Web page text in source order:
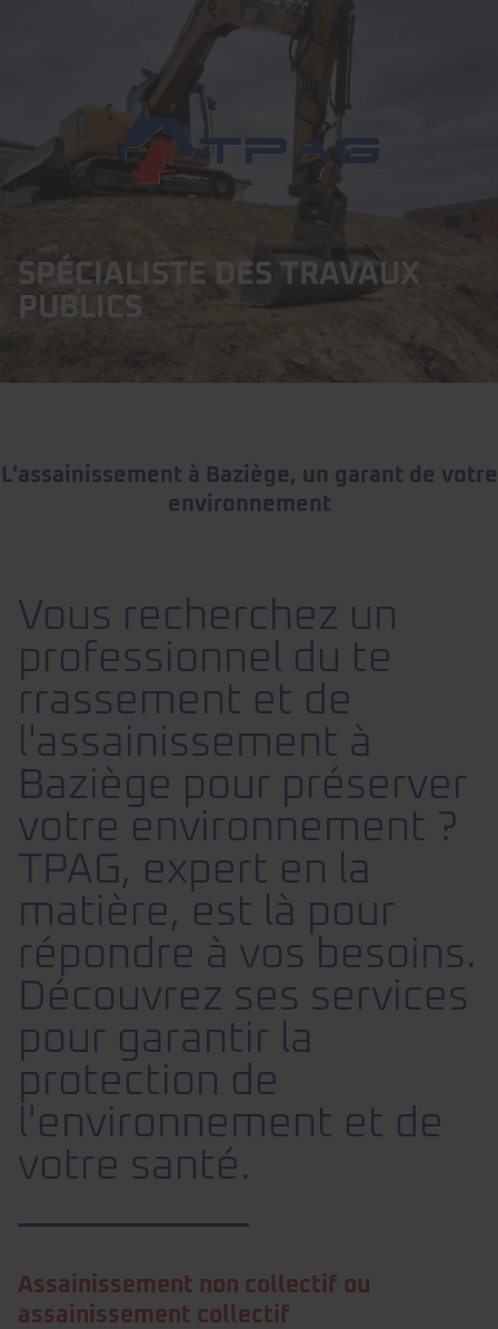
SPÉCIALISTE DES TRAVAUX
PUBLICS
L'assainissement à Baziège, un garant de votre
environnement
Vous recherchez un
professionnel du te
rrassement et de
l'assainissement à
Baziège pour préserver
votre environnement ?
TPAG, expert en la
matière, est là pour
répondre à vos besoins.
Découvrez ses services
pour garantir la
protection de
l'environnement et de
votre santé.
Assainissement non collectif ou
assainissement collectif